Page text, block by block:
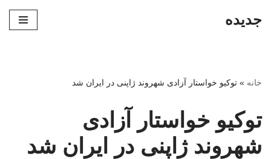
جدیده
خانه » توکیو خواستار آزادی شهروند ژاپنی در ایران شد
توکیو خواستار آزادی
شهروند ژاپنی در ایران شد